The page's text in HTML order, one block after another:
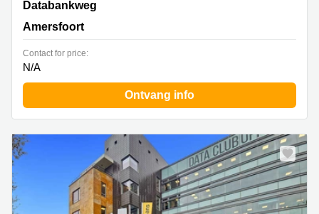
Databankweg 26, Amersfoort
Databankweg
Amersfoort
Contact for price:
N/A
Ontvang info